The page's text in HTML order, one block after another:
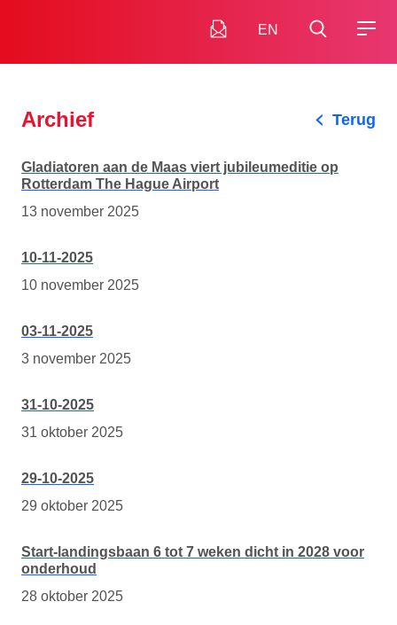
EN
Archief Terug
Gladiatoren aan de Maas viert jubileumeditie op
Rotterdam The Hague Airport
13 november 2025
10-11-2025
10 november 2025
03-11-2025
3 november 2025
31-10-2025
31 oktober 2025
29-10-2025
29 oktober 2025
Start-landingsbaan 6 tot 7 weken dicht in 2028 voor
onderhoud
28 oktober 2025